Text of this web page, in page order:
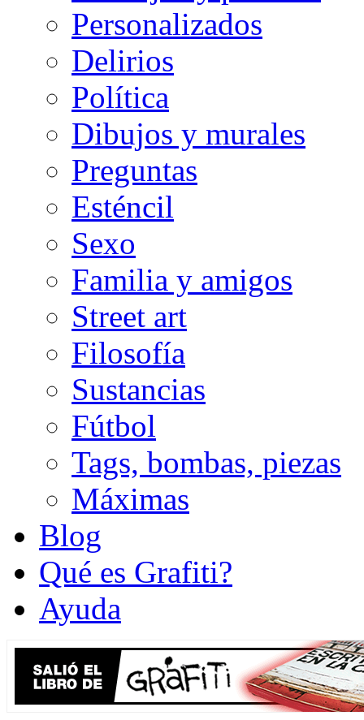
Personalizados
Delirios
Política
Dibujos y murales
Preguntas
Esténcil
Sexo
Familia y amigos
Street art
Filosofía
Sustancias
Fútbol
Tags, bombas, piezas
Máximas
Blog
Qué es Grafiti?
Ayuda